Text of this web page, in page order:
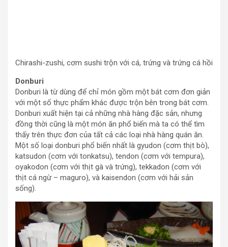
Chirashi-zushi, cơm sushi trộn với cá, trứng và trứng cá hồi
Donburi
Donburi là từ dùng để chỉ món gồm một bát cơm đơn giản
với một số thực phẩm khác được trộn bên trong bát cơm.
Donburi xuất hiện tại cả những nhà hàng đặc sản, nhưng
đồng thời cũng là một món ăn phổ biến mà ta có thể tìm
thấy trên thực đơn của tất cả các loại nhà hàng quán ăn.
Một số loại donburi phổ biến nhất là gyudon (cơm thịt bò),
katsudon (cơm với tonkatsu), tendon (cơm với tempura),
oyakodon (cơm với thịt gà và trứng), tekkadon (cơm với
thịt cá ngừ – maguro), và kaisendon (cơm với hải sản
sống).